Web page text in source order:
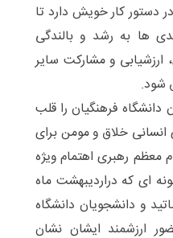
دستور کار خویش دارد تا
ها به رشد و بالندگی
ارزشیابی و مشارکت سایر
شود.
فرهنگیان را قلب
انسانی خلاق و مومن برای
معظم رهبری اهتمام ویژه
ای که دراردیبهشت ماه
اساتید و دانشجویان دانشگاه
ارزشمند ایشان نشان